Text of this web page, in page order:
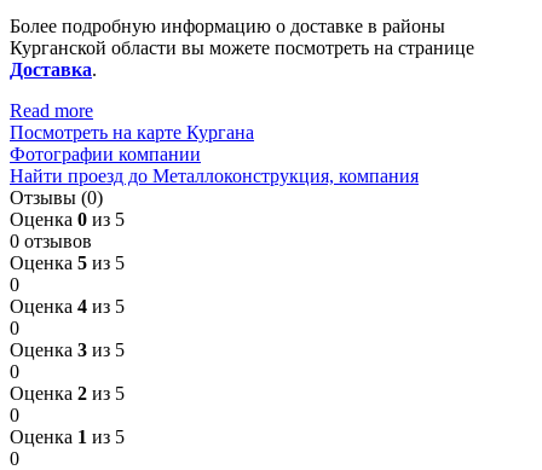
Более подробную информацию о доставке в районы
Курганской области вы можете посмотреть на странице
Доставка.
Read more
Посмотреть на карте Кургана
Фотографии компании
Найти проезд до Металлоконструкция, компания
Отзывы (0)
Оценка 0 из 5
0 отзывов
Оценка 5 из 5
0
Оценка 4 из 5
0
Оценка 3 из 5
0
Оценка 2 из 5
0
Оценка 1 из 5
0